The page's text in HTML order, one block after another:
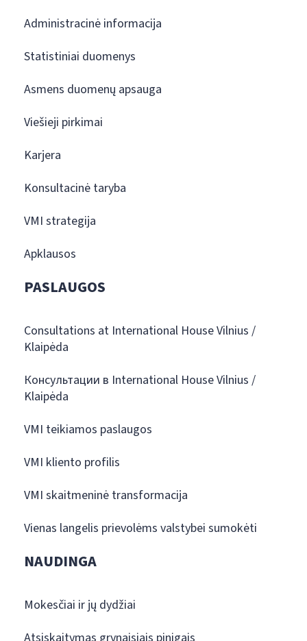
Administracinė informacija
Statistiniai duomenys
Asmens duomenų apsauga
Viešieji pirkimai
Karjera
Konsultacinė taryba
VMI strategija
Apklausos
PASLAUGOS
Consultations at International House Vilnius /
Klaipėda
Консультации в International House Vilnius /
Klaipėda
VMI teikiamos paslaugos
VMI kliento profilis
VMI skaitmeninė transformacija
Vienas langelis prievolėms valstybei sumokėti
NAUDINGA
Mokesčiai ir jų dydžiai
Atsiskaitymas grynaisiais pinigais